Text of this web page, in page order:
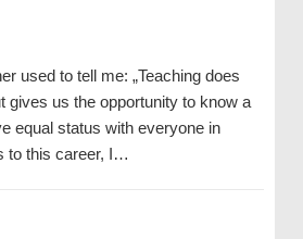
used to tell me: „Teaching does
gives us the opportunity to know a
equal status with everyone in
to this career, I…